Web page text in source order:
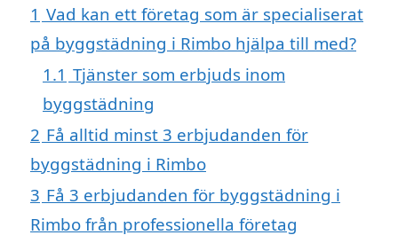
1 Vad kan ett företag som är specialiserat
på byggstädning i Rimbo hjälpa till med?
1.1 Tjänster som erbjuds inom
byggstädning
2 Få alltid minst 3 erbjudanden för
byggstädning i Rimbo
3 Få 3 erbjudanden för byggstädning i
Rimbo från professionella företag